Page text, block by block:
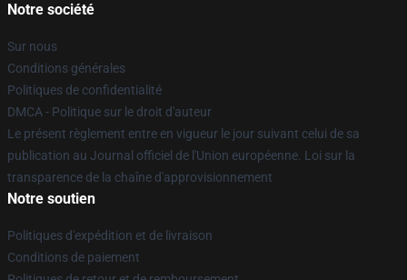
Notre société
Sur nous
Conditions générales
Politiques de confidentialité
DMCA - Politique sur le droit d'auteur
Le présent règlement entre en vigueur le jour suivant celui de sa
publication au Journal officiel de l'Union européenne. Loi sur la
transparence de la chaîne d'approvisionnement
Notre soutien
Politiques d'expédition et de livraison
Conditions de paiement